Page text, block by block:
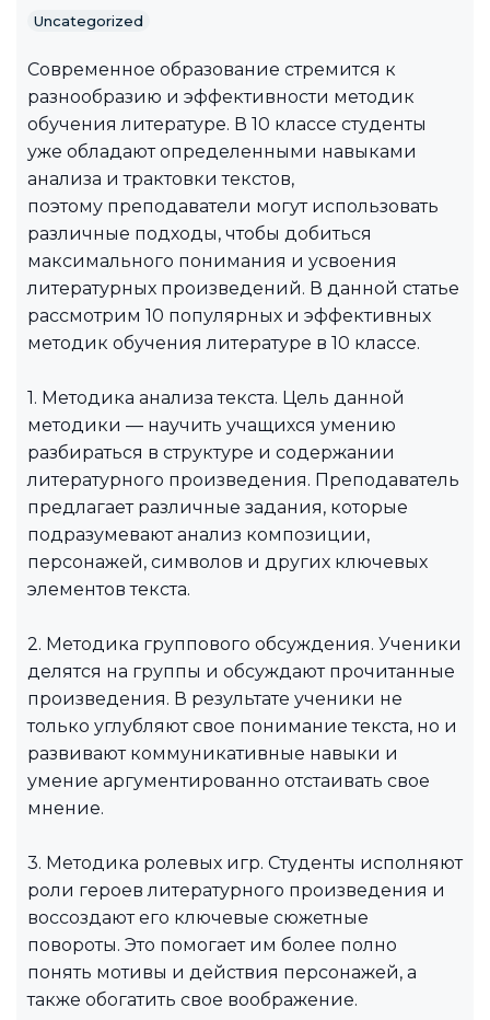
Uncategorized
Современное образование стремится к
разнообразию и эффективности методик
обучения литературе. В 10 классе студенты
уже обладают определенными навыками
анализа и трактовки текстов,
поэтому преподаватели могут использовать
различные подходы, чтобы добиться
максимального понимания и усвоения
литературных произведений. В данной статье
рассмотрим 10 популярных и эффективных
методик обучения литературе в 10 классе.
1. Методика анализа текста. Цель данной
методики — научить учащихся умению
разбираться в структуре и содержании
литературного произведения. Преподаватель
предлагает различные задания, которые
подразумевают анализ композиции,
персонажей, символов и других ключевых
элементов текста.
2. Методика группового обсуждения. Ученики
делятся на группы и обсуждают прочитанные
произведения. В результате ученики не
только углубляют свое понимание текста, но и
развивают коммуникативные навыки и
умение аргументированно отстаивать свое
мнение.
3. Методика ролевых игр. Студенты исполняют
роли героев литературного произведения и
воссоздают его ключевые сюжетные
повороты. Это помогает им более полно
понять мотивы и действия персонажей, а
также обогатить свое воображение.